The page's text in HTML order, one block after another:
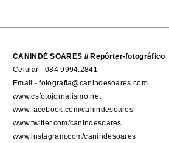
CANINDÉ SOARES // Repórter-fotográfico
Celular - 084 9994.2841
Email - fotografia@canindesoares.com
www.csfotojornalismo.net
www.facebook.com/canindesoares
www.twitter.com/canindesoares
www.instagram.com/canindesoares